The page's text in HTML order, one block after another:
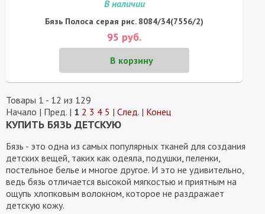
В наличии
Бязь Полоса серая рис. 8084/34(7556/2)
95 руб.
В корзину
Товары 1 - 12 из 129
Начало | Пред. | 1 2 3 4 5 | След. | Конец
КУПИТЬ БЯЗЬ ДЕТСКУЮ
Бязь - это одна из самых популярных тканей для создания
детских вещей, таких как одеяла, подушки, пеленки,
постельное белье и многое другое. И это не удивительно,
ведь бязь отличается высокой мягкостью и приятным на
ощупь хлопковым волокном, которое не раздражает
детскую кожу.